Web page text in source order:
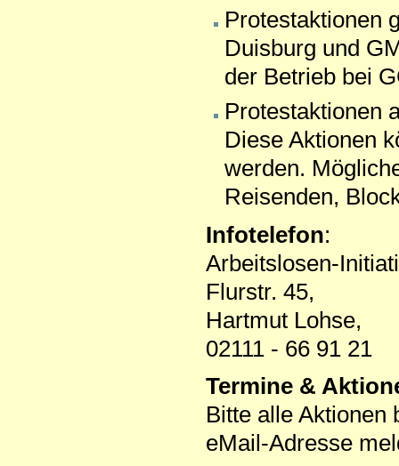
Protestaktionen
Duisburg und
der Betrieb bei
Protestaktionen
Diese Aktionen
werden.
Reisenden,
Infotelefon:
Arbeitslosen-
Flurstr. 45,
Hartmut Lohse,
02111 - 66 91 21
Termine &
Bitte alle Aktionen
eMail-Adresse